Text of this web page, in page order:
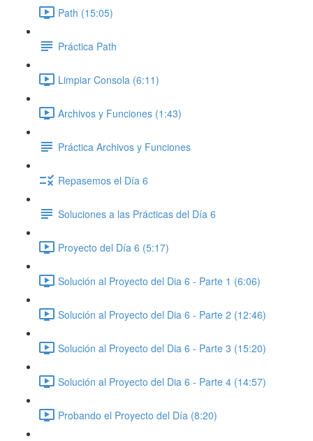
Path (15:05)
Práctica Path
Limpiar Consola (6:11)
Archivos y Funciones (1:43)
Práctica Archivos y Funciones
Repasemos el Día 6
Soluciones a las Prácticas del Día 6
Proyecto del Día 6 (5:17)
Solución al Proyecto del Dia 6 - Parte 1 (6:06)
Solución al Proyecto del Dia 6 - Parte 2 (12:46)
Solución al Proyecto del Dia 6 - Parte 3 (15:20)
Solución al Proyecto del Dia 6 - Parte 4 (14:57)
Probando el Proyecto del Día (8:20)